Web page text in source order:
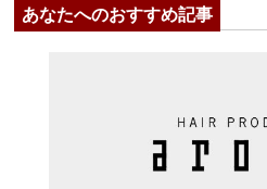
あなたへのおすすめ記事